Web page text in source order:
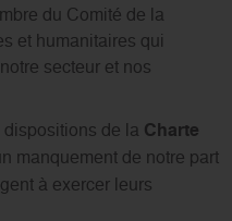
du Comité de la
et humanitaires qui
secteur et nos
de la Charte
manquement de notre part
à exercer leurs